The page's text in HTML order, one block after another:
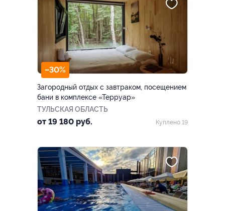
–30%
Загородный отдых с завтраком, посещением
бани в комплексе «Терруар»
ТУЛЬСКАЯ ОБЛАСТЬ
от 19 180 руб. Куплено 19